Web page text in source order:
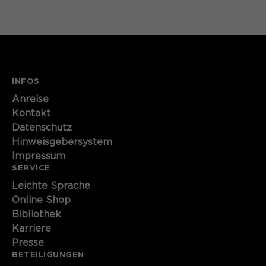
INFOS
Anreise
Kontakt
Datenschutz
Hinweisgebersystem
Impressum
SERVICE
Leichte Sprache
Online Shop
Bibliothek
Karriere
Presse
BETEILIGUNGEN